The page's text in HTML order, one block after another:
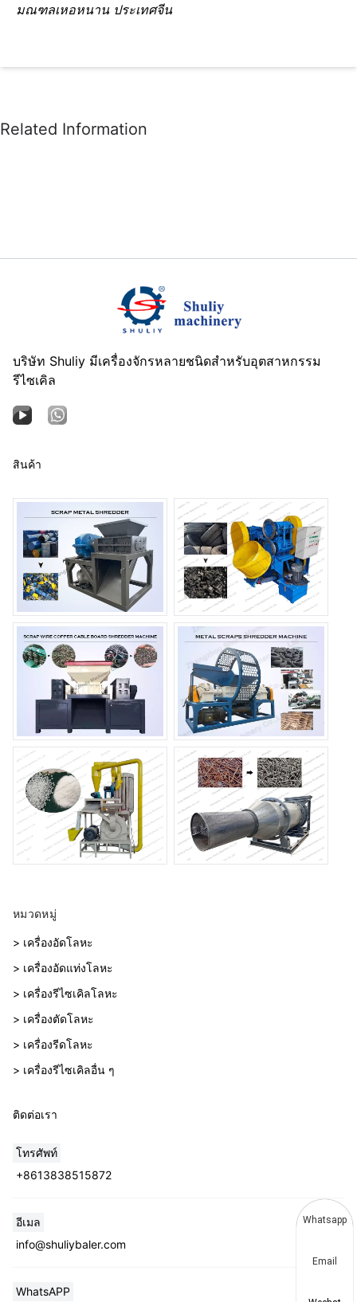
มณฑลเหอหนาน ประเทศจีน
บริษัท Shuliy มีเครื่องจักรหลายชนิดสำหรับอุตสาหกรรม
รีไซเคิล
สินค้า
หมวดหมู่
> เครื่องอัดโลหะ
> เครื่องอัดแท่งโลหะ
> เครื่องรีไซเคิลโลหะ
> เครื่องตัดโลหะ
> เครื่องรีดโลหะ
> เครื่องรีไซเคิลอื่น ๆ
ติดต่อเรา
โทรศัพท์
+8613838515872
อีเมล
info@shuliybaler.com
WhatsAPP
Whatsapp
Email